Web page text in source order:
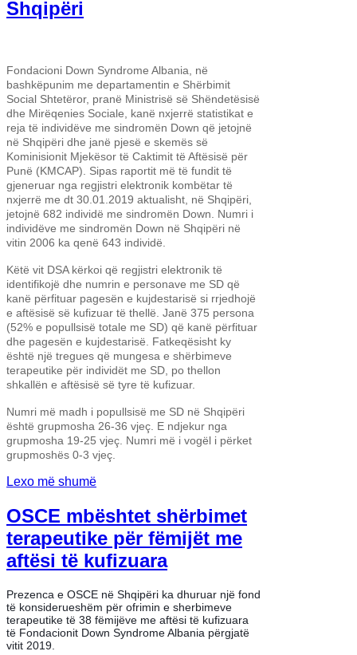
Shqipëri
Fondacioni Down Syndrome Albania, në
bashkëpunim me departamentin e Shërbimit
Social Shtetëror, pranë Ministrisë së Shëndetësisë
dhe Mirëqenies Sociale, kanë nxjerrë statistikat e
reja të individëve me sindromën Down që jetojnë
në Shqipëri dhe janë pjesë e skemës së
Kominisionit Mjekësor të Caktimit të Aftësisë për
Punë (KMCAP). Sipas raportit më të fundit të
gjeneruar nga regjistri elektronik kombëtar të
nxjerrë me dt 30.01.2019 aktualisht, në Shqipëri,
jetojnë 682 individë me sindromën Down. Numri i
individëve me sindromën Down në Shqipëri në
vitin 2006 ka qenë 643 individë.
Këtë vit DSA kërkoi që regjistri elektronik të
identifikojë dhe numrin e personave me SD që
kanë përfituar pagesën e kujdestarisë si rrjedhojë
e aftësisë së kufizuar të thellë. Janë 375 persona
(52% e popullsisë totale me SD) që kanë përfituar
dhe pagesën e kujdestarisë. Fatkeqësisht ky
është një tregues që mungesa e shërbimeve
terapeutike për individët me SD, po thellon
shkallën e aftësisë së tyre të kufizuar.
Numri më madh i popullsisë me SD në Shqipëri
është grupmosha 26-36 vjeç. E ndjekur nga
grupmosha 19-25 vjeç. Numri më i vogël i përket
grupmoshës 0-3 vjeç.
Lexo më shumë
OSCE mbështet shërbimet
terapeutike për fëmijët me
aftësi të kufizuara
Prezenca e OSCE në Shqipëri ka dhuruar një fond
të konsiderueshëm për ofrimin e sherbimeve
terapeutike të 38 fëmijëve me aftësi të kufizuara
të Fondacionit Down Syndrome Albania përgjatë
vitit 2019.